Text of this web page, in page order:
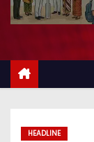
HEADLINE